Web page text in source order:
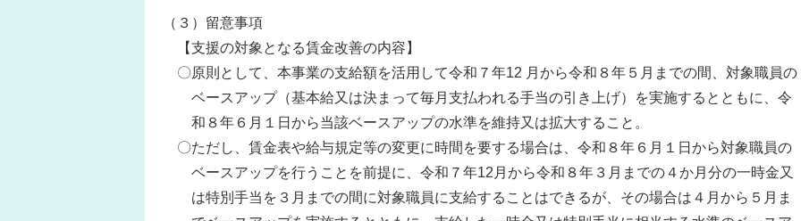
（３）留意事項
【支援の対象となる賃金改善の内容】
〇原則として、本事業の支給額を活用して令和７年12 月から令和８年５月までの間、対象職員の
ベースアップ（基本給又は決まって毎月支払われる手当の引き上げ）を実施するとともに、令
和８年６月１日から当該ベースアップの水準を維持又は拡大すること。
〇ただし、賃金表や給与規定等の変更に時間を要する場合は、令和８年６月１日から対象職員の
ベースアップを行うことを前提に、令和７年12月から令和８年３月までの４か月分の一時金又
は特別手当を３月までの間に対象職員に支給することはできるが、その場合は４月から５月ま